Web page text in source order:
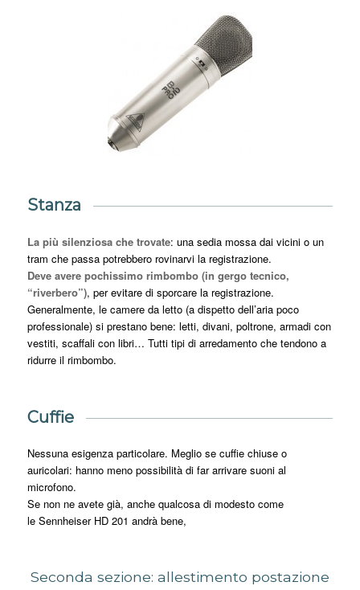
Stanza
La più silenziosa che trovate: una sedia mossa dai vicini o un
tram che passa potrebbero rovinarvi la registrazione.
Deve avere pochissimo rimbombo (in gergo tecnico,
“riverbero”), per evitare di sporcare la registrazione.
Generalmente, le camere da letto (a dispetto dell’aria poco
professionale) si prestano bene: letti, divani, poltrone, armadi con
vestiti, scaffali con libri… Tutti tipi di arredamento che tendono a
ridurre il rimbombo.
Cuffie
Nessuna esigenza particolare. Meglio se cuffie chiuse o
auricolari: hanno meno possibilità di far arrivare suoni al
microfono.
Se non ne avete già, anche qualcosa di modesto come
le Sennheiser HD 201 andrà bene,
Seconda sezione: allestimento postazione